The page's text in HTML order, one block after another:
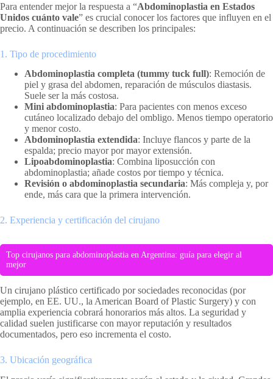
Para entender mejor la respuesta a “Abdominoplastia en Estados
Unidos cuánto vale” es crucial conocer los factores que influyen en el
precio. A continuación se describen los principales:
1. Tipo de procedimiento
Abdominoplastia completa (tummy tuck full): Remoción de
piel y grasa del abdomen, reparación de músculos diastasis.
Suele ser la más costosa.
Mini abdominoplastia: Para pacientes con menos exceso
cutáneo localizado debajo del ombligo. Menos tiempo operatorio
y menor costo.
Abdominoplastia extendida: Incluye flancos y parte de la
espalda; precio mayor por mayor extensión.
Lipoabdominoplastia: Combina liposucción con
abdominoplastia; añade costos por tiempo y técnica.
Revisión o abdominoplastia secundaria: Más compleja y, por
ende, más cara que la primera intervención.
2. Experiencia y certificación del cirujano
Top cirujanos para abdominoplastia en Argentina: guía para elegir al
mejor
Un cirujano plástico certificado por sociedades reconocidas (por
ejemplo, en EE. UU., la American Board of Plastic Surgery) y con
amplia experiencia cobrará honorarios más altos. La seguridad y
calidad suelen justificarse con mayor reputación y resultados
documentados, pero eso incrementa el costo.
3. Ubicación geográfica